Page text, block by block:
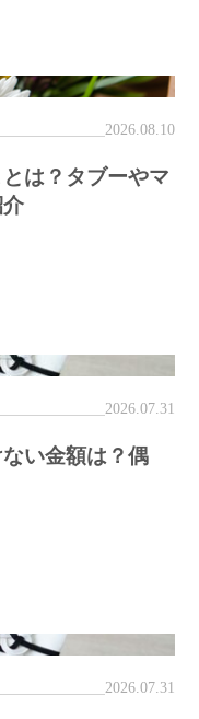
2026.08.10
は？タブーやマ
2026.07.31
ない金額は？偶
2026.07.31